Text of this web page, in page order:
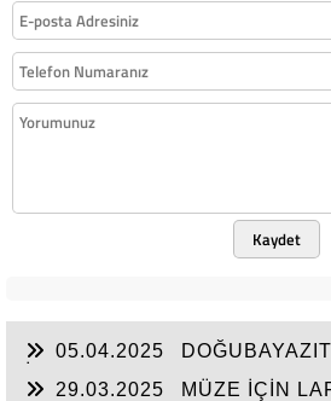
Kaydet
05.04.2025
29.03.2025
MÜZE İÇİN